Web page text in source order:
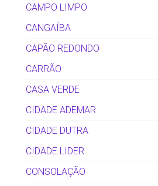
CAMPO LIMPO
CANGAÍBA
CAPÃO REDONDO
CARRÃO
CASA VERDE
CIDADE ADEMAR
CIDADE DUTRA
CIDADE LIDER
CONSOLAÇÃO